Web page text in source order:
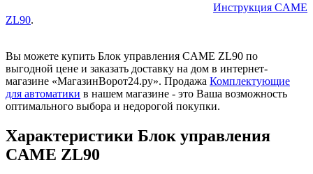
Инструкция CAME
ZL90.
Вы можете купить Блок управления CAME ZL90 по
выгодной цене и заказать доставку на дом в интернет-
магазине «МагазинВорот24.ру». Продажа Комплектующие
для автоматики в нашем магазине - это Ваша возможность
оптимального выбора и недорогой покупки.
Характеристики Блок управления
CAME ZL90